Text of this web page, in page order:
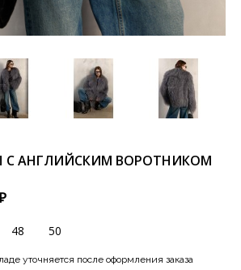
С АНГЛИЙСКИМ ВОРОТНИКОМ
48 50
уточняется после оформления заказа